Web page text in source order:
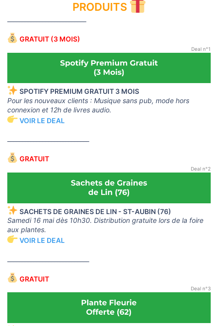
PRODUITS
GRATUIT (3 MOIS)
Deal n°1
SPOTIFY PREMIUM GRATUIT 3 MOIS
Pour les nouveaux clients : Musique sans pub, mode hors
connexion et 12h de livres audio.
VOIR LE DEAL
GRATUIT
Deal n°2
SACHETS DE GRAINES DE LIN - ST-AUBIN (76)
Samedi 16 mai dès 10h30. Distribution gratuite lors de la foire
aux plantes.
VOIR LE DEAL
GRATUIT
Deal n°3